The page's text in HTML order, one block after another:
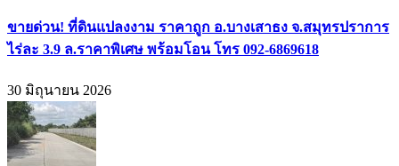
ขายด่วน! ที่ดินแปลงงาม ราคาถูก อ.บางเสาธง จ.สมุทรปราการ
ไร่ละ 3.9 ล.ราคาพิเศษ พร้อมโอน โทร 092-6869618
30 มิถุนายน 2026